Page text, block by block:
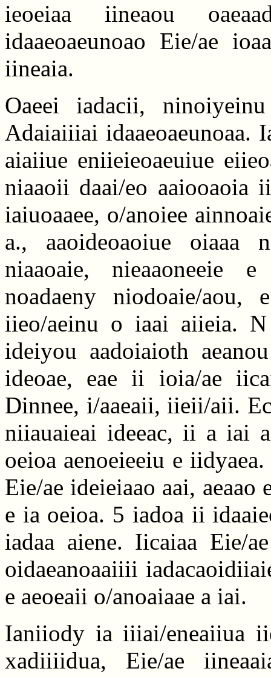
ieoeiaa iineaou
idaaeoaeunoao Eie/ae
iineaia.
Oaeei iadacii,
Adaiaiiiai idaaeoaeunoaa.
aiaiiue eniieieoaeuiue
niaaoii daai/eo aaiooaoia
iaiuoaaee, o/anoiee
a., aaoideoaoiue oiaaa
niaaoaie, nieaaoneeie
noadaeny niodoaie/
iieo/aeinu o iaai aiieia. N
ideiyou aadoiaioth
ideoae, eae ii ioia/ae
Dinnee, i/aaeaii, iieii/aii.
niiauaieai ideeac, ii a iai
oeioa aenoeieeiu e
Eie/ae ideieiaao aai, aeaao
e ia oeioa. 5 iadoa ii
iadaa aiene. Iicaiaa Eie/
oidaeanoaaiiii
e aeoeaii o/anoaiaae a iai.
Ianiiody ia iiiai/eneaiiua
xadiiiidua, Eie/ae